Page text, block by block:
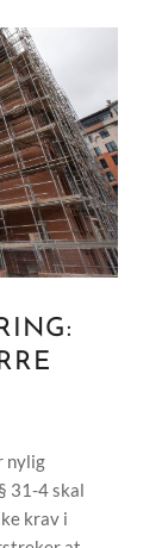
nylig
31-4 skal
krav i